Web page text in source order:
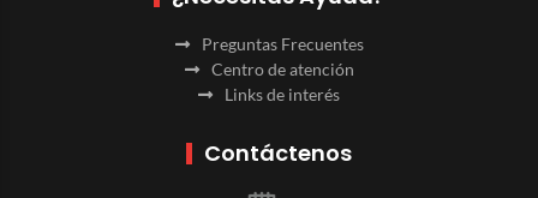
Preguntas Frecuentes
Centro de atención
Links de interés
Contáctenos